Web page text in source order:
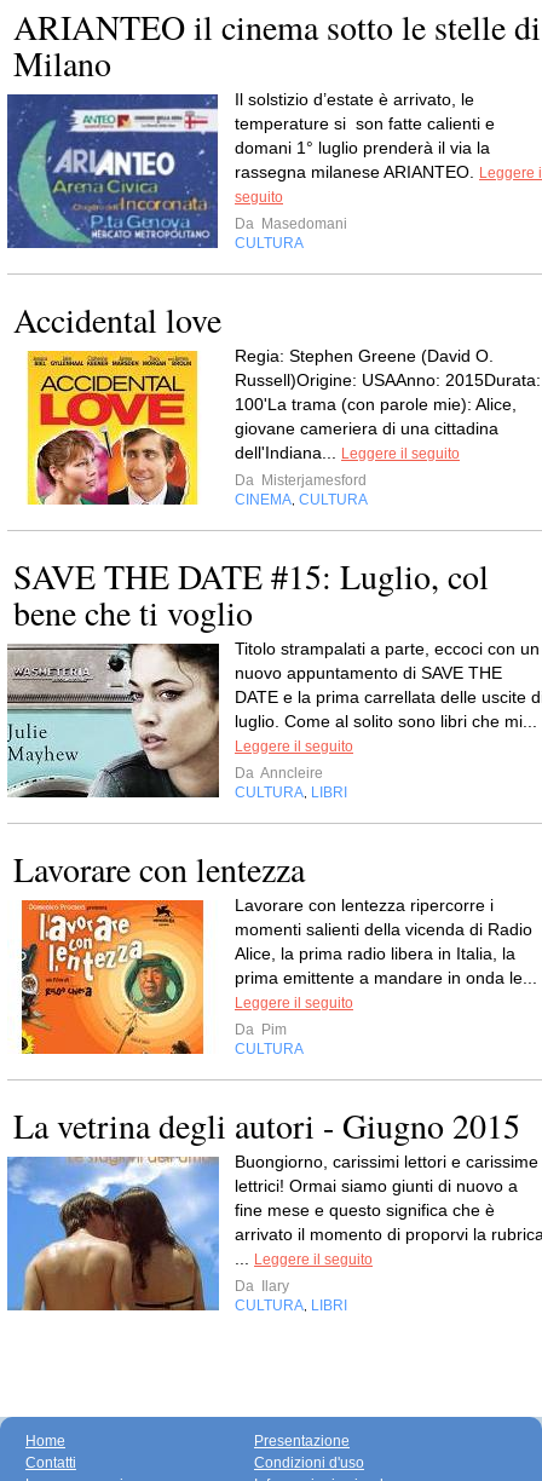
ARIANTEO il cinema sotto le stelle di
Milano
Il solstizio d’estate è arrivato, le
temperature si son fatte calienti e
domani 1° luglio prenderà il via la
rassegna milanese ARIANTEO.
Leggere
seguito
Da Masedomani
CULTURA
Accidental love
Regia: Stephen Greene (David O.
Russell)Origine: USAAnno: 2015Durata:
100'La trama (con parole mie): Alice,
giovane cameriera di una cittadina
dell'Indiana...
Leggere il seguito
Da Misterjamesford
CINEMA CULTURA
SAVE THE DATE #15: Luglio, col
bene che ti voglio
Titolo strampalati a parte, eccoci con un
nuovo appuntamento di SAVE THE
DATE e la prima carrellata delle uscite
luglio. Come al solito sono libri che mi...
Leggere il seguito
Da Anncleire
CULTURA LIBRI
Lavorare con lentezza
Lavorare con lentezza ripercorre i
momenti salienti della vicenda di Radio
Alice, la prima radio libera in Italia, la
prima emittente a mandare in onda le...
Leggere il seguito
Da Pim
CULTURA
La vetrina degli autori - Giugno 2015
Buongiorno, carissimi lettori e carissime
lettrici! Ormai siamo giunti di nuovo a
fine mese e questo significa che è
arrivato il momento di proporvi la
Leggere il seguito
Da
Ilary
CULTURA LIBRI
Home
Contatti
Presentazione
Condizioni d'uso